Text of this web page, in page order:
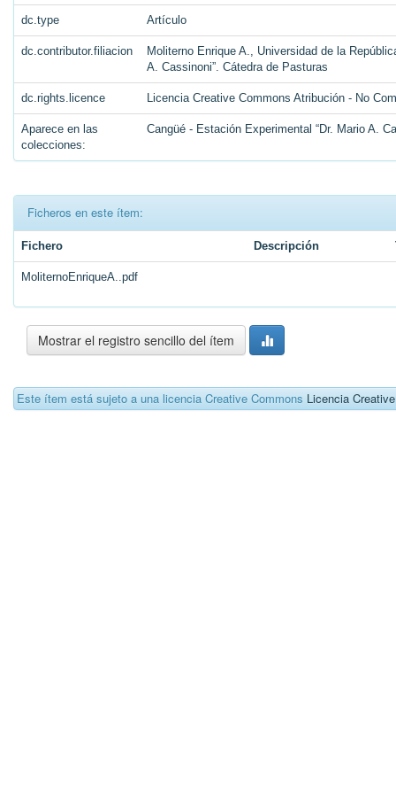
dc.type Artículo
dc.contributor.filiacion
Moliterno Enrique A., Universidad de la
A. Cassinoni”. Cátedra de Pasturas
dc.rights.licence Licencia Creative Commons Atribución - No
Aparece en las
colecciones:
Cangüé - Estación Experimental “Dr. Mario A.
Ficheros en este ítem:
Fichero Descripción
MoliternoEnriqueA..pdf
Mostrar el registro sencillo del ítem
Este ítem está sujeto a una licencia Creative Commons Licencia